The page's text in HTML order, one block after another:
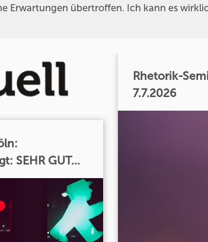
Erwartungen übertroffen. Ich kann es
SEHR GUT...
Rhetorik-
7.7.2026